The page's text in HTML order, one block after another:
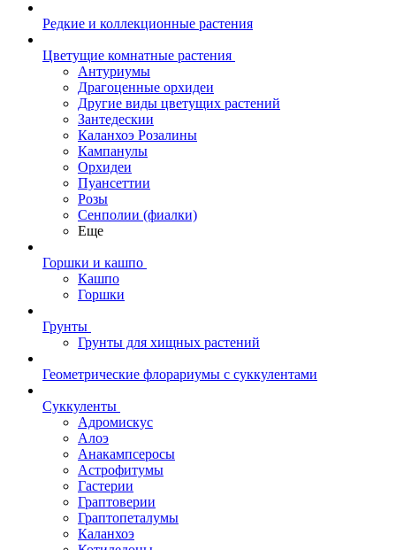
Редкие и коллекционные растения
Цветущие комнатные растения
Антуриумы
Драгоценные орхидеи
Другие виды цветущих растений
Зантедескии
Каланхоэ Розалины
Кампанулы
Орхидеи
Пуансеттии
Розы
Сенполии (фиалки)
Еще
Горшки и кашпо
Кашпо
Горшки
Грунты
Грунты для хищных растений
Геометрические флорариумы с суккулентами
Суккуленты
Адромискус
Алоэ
Анакампсеросы
Астрофитумы
Гастерии
Граптоверии
Граптопеталумы
Каланхоэ